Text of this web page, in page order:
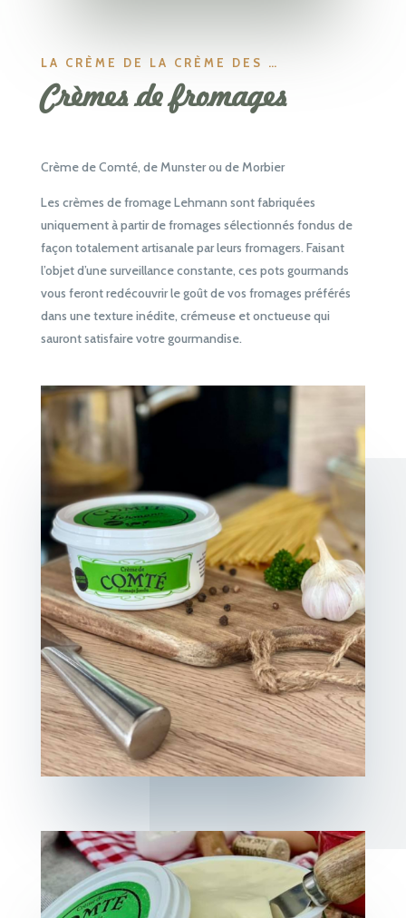
LA CRÈME DE LA CRÈME DES …
Crèmes de fromages
Crème de Comté, de Munster ou de Morbier
Les crèmes de fromage Lehmann sont fabriquées
uniquement à partir de fromages sélectionnés fondus de
façon totalement artisanale par leurs fromagers. Faisant
l’objet d’une surveillance constante, ces pots gourmands
vous feront redécouvrir le goût de vos fromages préférés
dans une texture inédite, crémeuse et onctueuse qui
sauront satisfaire votre gourmandise.